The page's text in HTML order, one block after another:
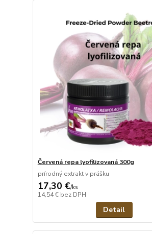
Červená repa lyofilizovaná 300g
prírodný extrakt v prášku
17,30 €/ks
14,54 € bez DPH
Detail